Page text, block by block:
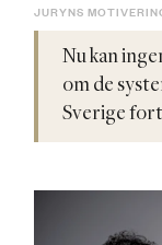
JURYNS
Nu kan
om de
Sverige